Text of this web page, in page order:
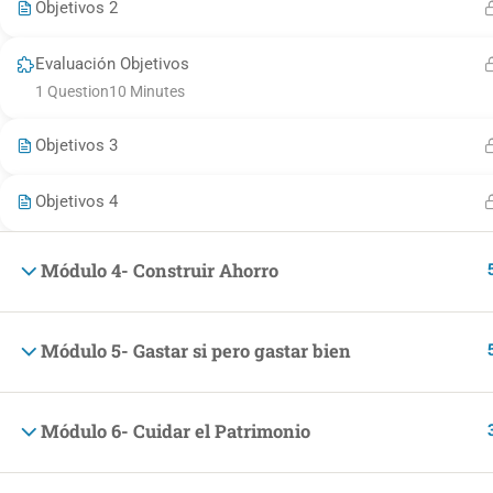
Objetivos 2
Evaluación Objetivos
10 Minutes
1 Question
Objetivos 3
Objetivos 4
Módulo 4- Construir Ahorro
Módulo 5- Gastar si pero gastar bien
Módulo 6- Cuidar el Patrimonio
© Making People 2020-2024